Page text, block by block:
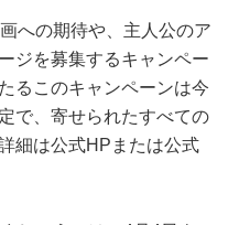
への期待や、主人公のア
ジを募集するキャンペー
るこのキャンペーンは今
で、寄せられたすべての
細は公式HPまたは公式